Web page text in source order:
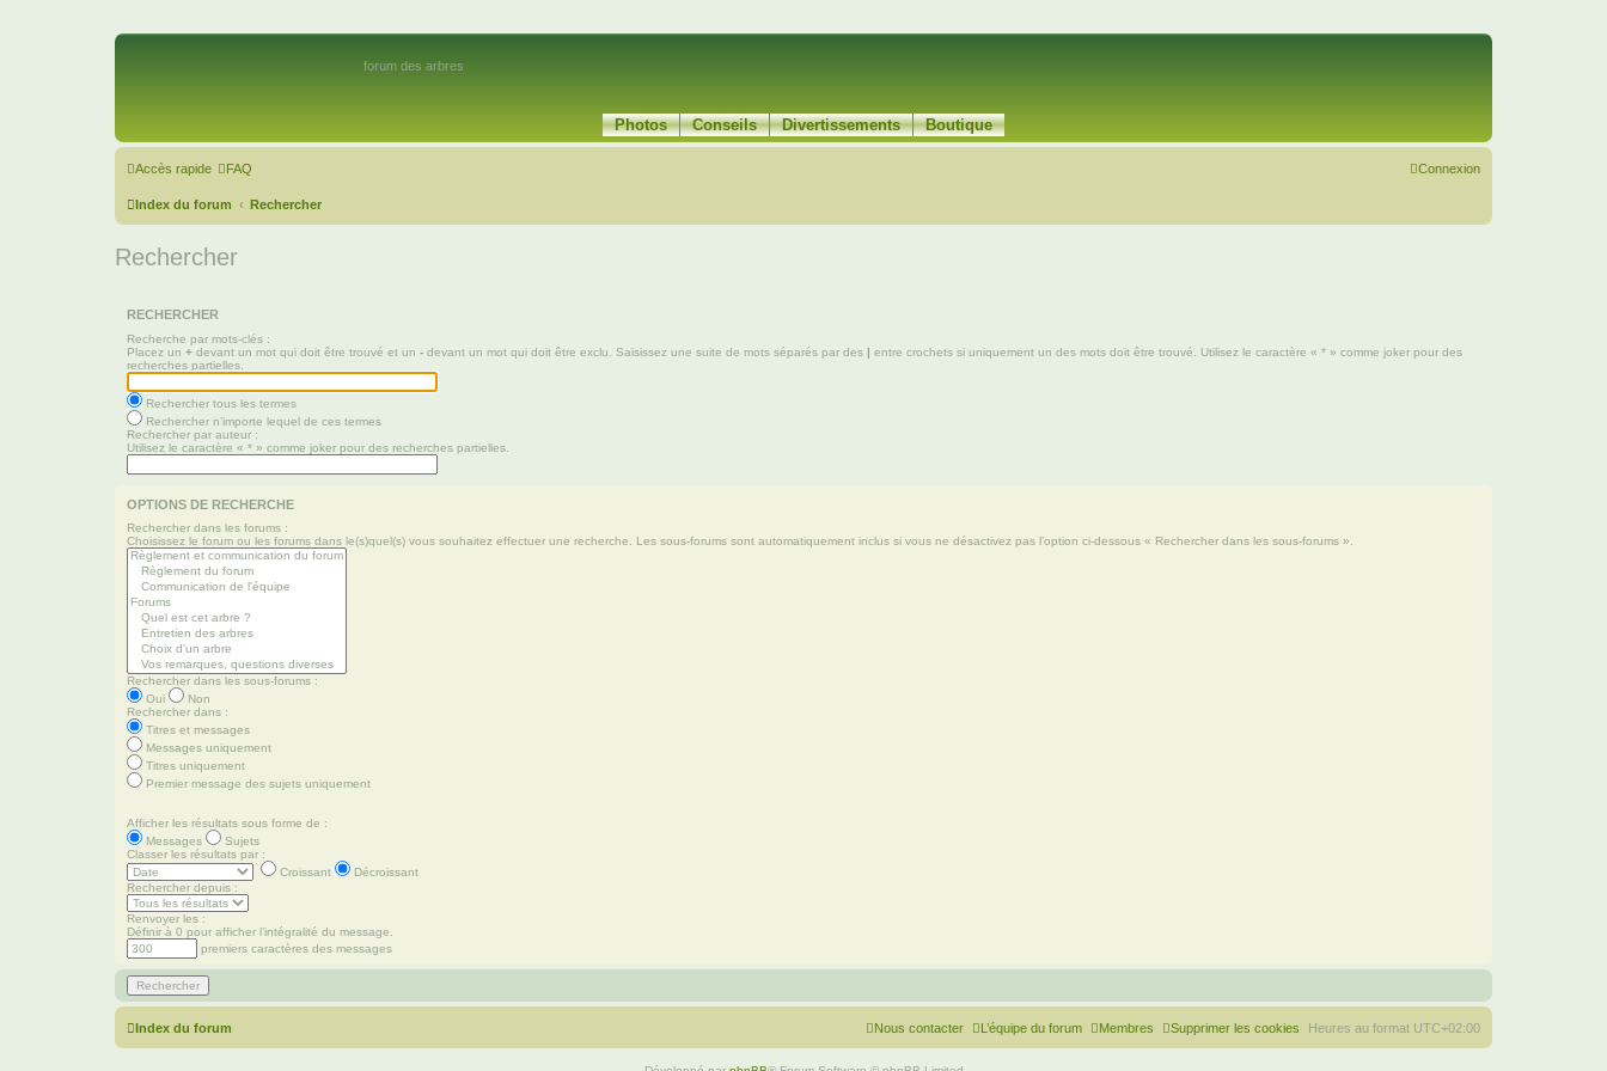
forum des arbres
Photos Conseils Divertissements Boutique
Accès rapide FAQ Connexion
Index du forum Rechercher
Rechercher
RECHERCHER
Recherche par mots-clés :
Placez un + devant un mot qui doit être trouvé et un - devant un mot qui doit être exclu. Saisissez une suite de mots séparés par des | entre crochets si uniquement un des mots doit être trouvé. Utilisez le caractère « * » comme joker pour des
recherches partielles.
Rechercher tous les termes
Rechercher n’importe lequel de ces termes
Rechercher par auteur :
Utilisez le caractère « * » comme joker pour des recherches partielles.
OPTIONS DE RECHERCHE
Rechercher dans les forums :
Choisissez le forum ou les forums dans le(s)quel(s) vous souhaitez effectuer une recherche. Les sous-forums sont automatiquement inclus si vous ne désactivez pas l’option ci-dessous « Rechercher dans les sous-forums ».
Rechercher dans les sous-forums :
Oui
Non
Rechercher dans :
Titres et messages
Messages uniquement
Titres uniquement
Premier message des sujets uniquement
Afficher les résultats sous forme de :
Messages
Sujets
Classer les résultats par :
Croissant
Décroissant
Rechercher depuis :
Renvoyer les :
Définir à 0 pour afficher l’intégralité du message.
premiers caractères des messages
Index du forum Heures au format UTC+02:00
Supprimer les cookies
Membres
L’équipe du forum
Nous contacter